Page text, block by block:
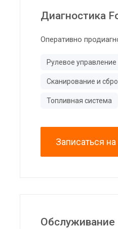
Диагностика
Оперативно
Рулевое управление
Сканирование и
Топливная система
Записаться
Обслуживание